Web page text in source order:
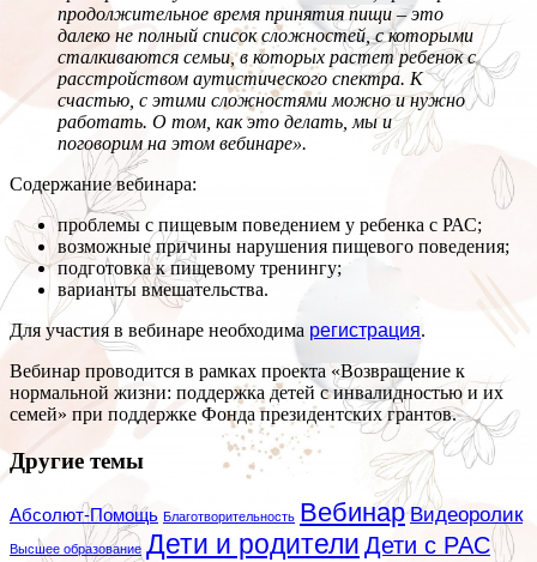
продолжительное время принятия пищи – это
далеко не полный список сложностей, с которыми
сталкиваются семьи, в которых растет ребенок с
расстройством аутистического спектра. К
счастью, с этими сложностями можно и нужно
работать. О том, как это делать, мы и
поговорим на этом вебинаре».
Содержание вебинара:
проблемы с пищевым поведением у ребенка с РАС;
возможные причины нарушения пищевого поведения;
подготовка к пищевому тренингу;
варианты вмешательства.
Для участия в вебинаре необходима регистрация.
Вебинар проводится в рамках проекта «Возвращение к
нормальной жизни: поддержка детей с инвалидностью и их
семей» при поддержке Фонда президентских грантов.
Другие темы
Абсолют-Помощь Благотворительность Вебинар Видеоролик
Высшее образование Дети и родители Дети с РАС